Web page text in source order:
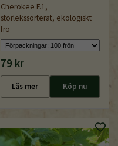
Cherokee F.1,
storlekssorterat, ekologiskt
frö
79 kr
Läs mer Köp nu